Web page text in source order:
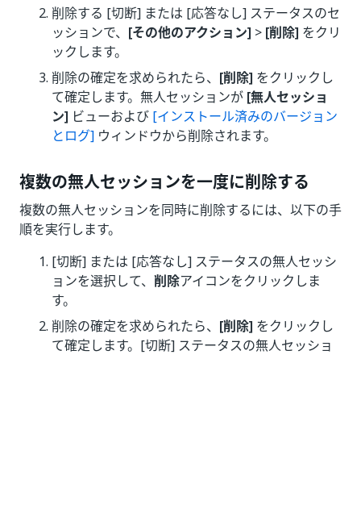
削除する [切断] または [応答なし] ステータスのセ
ッションで、 [その他のアクション] > [削除] をクリ
ックします。
削除の確定を求められたら、 [削除] をクリックし
て確定します。無人セッションが [無人セッショ
ン] ビューおよび [インストール済みのバージョン
とログ] ウィンドウから削除されます。
複数の無人セッションを一度に削除する
複数の無人セッションを同時に削除するには、以下の手
順を実行します。
[切断] または [応答なし] ステータスの無人セッシ
ョンを選択して、 削除アイコンをクリックしま
す。
削除の確定を求められたら、 [削除] をクリックし
て確定します。[切断] ステータスの無人セッショ